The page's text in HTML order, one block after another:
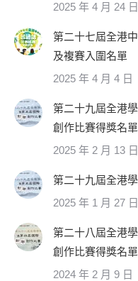
2025 年 4 月 24 日
第二十七屆全港
及複賽入圍名單
2025 年 4 月 4 日
第二十九屆全港
創作比賽得獎名
2025 年 2 月 13 日
第二十九屆全港
2025 年 1 月 27 日
第二十八屆全港
創作比賽得獎名
2024 年 2 月 9 日